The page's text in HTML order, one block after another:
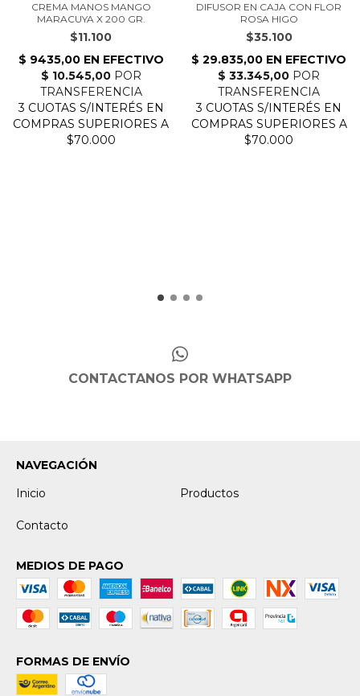
CREMA MANOS MANGO
MARACUYA X 200 GR.
$11.100
DIFUSOR EN CAJA CON FLOR
ROSA HIGO
$35.100
CONTACTANOS POR WHATSAPP
NAVEGACIÓN
Inicio
Productos
Contacto
MEDIOS DE PAGO
FORMAS DE ENVÍO